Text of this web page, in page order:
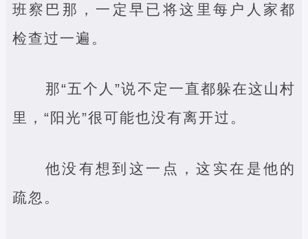
班察巴那，一定早已将这里每户人家都
检查过一遍。
那“五个人”说不定一直都躲在这山村
里，“阳光”很可能也没有离开过。
他没有想到这一点，这实在是他的
疏忽。